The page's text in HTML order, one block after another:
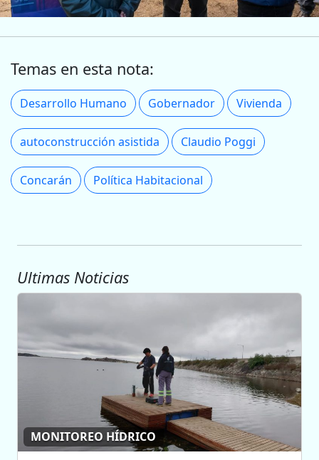
Temas en esta nota:
Desarrollo Humano Gobernador Vivienda
autoconstrucción asistida Claudio Poggi
Concarán Política Habitacional
Ultimas Noticias
MONITOREO HÍDRICO